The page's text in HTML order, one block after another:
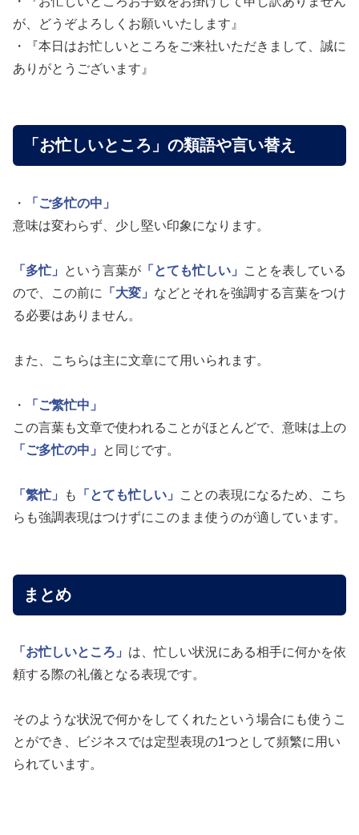
が、どうぞよろしくお願いいたします』
・『本日はお忙しいところをご来社いただきまして、誠に
ありがとうございます』
「お忙しいところ」の類語や言い替え
・
「ご多忙の中」
意味は変わらず、少し堅い印象になります。
「多忙」 という言葉が 「とても忙しい」
ことを表している
ので、この前に
「大変」 などとそれを強調する言葉をつけ
る必要はありません。
また、こちらは主に文章にて用いられます。
・
「ご繁忙中」
この言葉も文章で使われることがほとんどで、意味は上の
「ご多忙の中」
と同じです。
「繁忙」 も 「とても忙しい」
ことの表現になるため、こち
らも強調表現はつけずにこのまま使うのが適しています。
まとめ
「お忙しいところ」 は、忙しい状況にある相手に何かを依
頼する際の礼儀となる表現です。
そのような状況で何かをしてくれたという場合にも使うこ
とができ、ビジネスでは定型表現の1つとして頻繁に用い
られています。